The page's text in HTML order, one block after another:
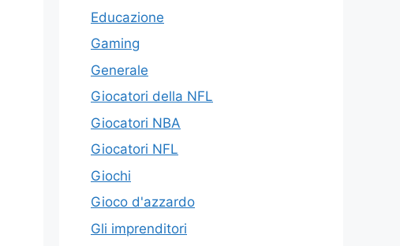
Educazione
Gaming
Generale
Giocatori della NFL
Giocatori NBA
Giocatori NFL
Giochi
Gioco d'azzardo
Gli imprenditori